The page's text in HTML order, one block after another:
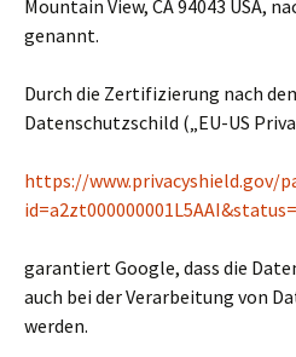
Mountain View, CA 94043 USA,
genannt.
Durch die Zertifizierung nach
Datenschutzschild („EU-US
https://www.privacyshield.gov/
garantiert Google, dass die
auch bei der Verarbeitung von
werden.